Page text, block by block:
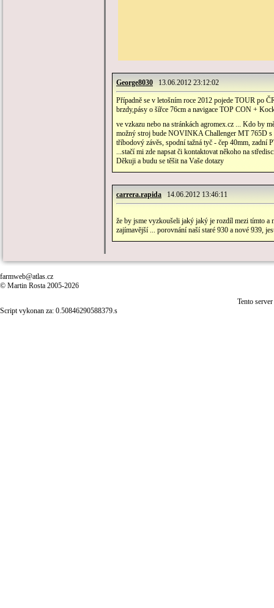
George8030 13.06.2012 23:12:02
Případně se v letošním roce 2012 pojede TOUR po
brzdy,pásy o šířce 76cm a navigace TOP CON +
ve vzkazu nebo na stránkách agromex.cz ... Kdo by
možný stroj bude NOVINKA Challenger MT 765D s
tříbodový závěs, spodní tažná tyč - čep 40mm,
...stačí mi zde napsat či kontaktovat někoho na
Děkuji a budu se těšit na Vaše dotazy
carrera.rapida 14.06.2012 13:46:11
že by jsme vyzkoušeli jaký jaký je rozdíl mezi tímto a
zajímavější ... porovnání naší staré 930 a nové 939,
farmweb@atlas.cz
© Martin Rosta 2005-2026
Tento
Script vykonan za: 0.50846290588379.s